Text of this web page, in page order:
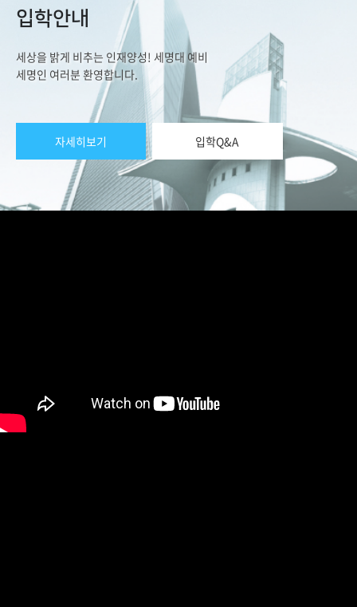
입학안내
세상을 밝게 비추는 인재양성! 세명대 예비
세명인 여러분 환영합니다.
자세히보기 입학Q&A